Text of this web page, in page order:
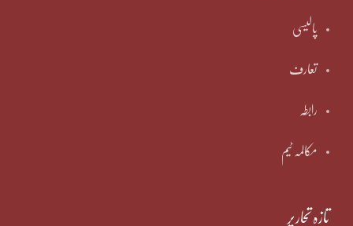
پالیسی
تعارف
رابطہ
مکالمہ ٹیم
تازہ تحاریر